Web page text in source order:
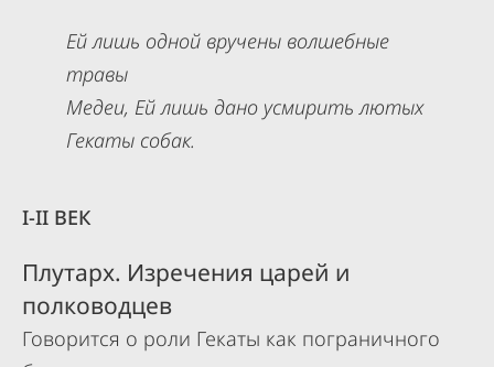
Ей лишь одной вручены волшебные
травы
Медеи, Ей лишь дано усмирить лютых
Гекаты собак.
I-II ВЕК
Плутарх. Изречения царей и
полководцев
Говорится о роли Гекаты как пограничного